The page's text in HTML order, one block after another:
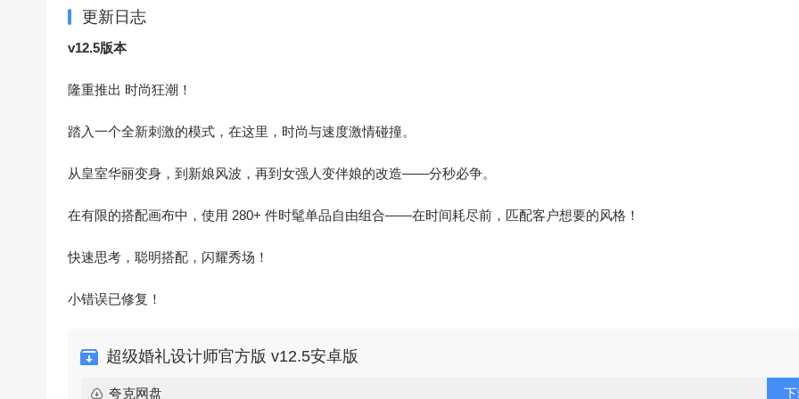
更新日志
v12.5版本
隆重推出 时尚狂潮！
踏入一个全新刺激的模式，在这里，时尚与速度激情碰撞。
从皇室华丽变身，到新娘风波，再到女强人变伴娘的改造——分秒必争。
在有限的搭配画布中，使用 280+ 件时髦单品自由组合——在时间耗尽前，匹配客户想要的风格！
快速思考，聪明搭配，闪耀秀场！
小错误已修复！
超级婚礼设计师官方版 v12.5安卓版
夸克网盘